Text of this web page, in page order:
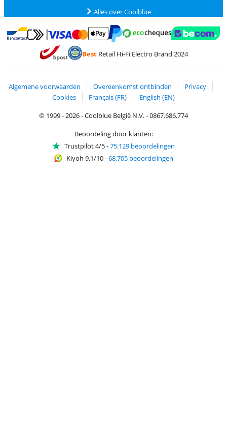
Alles over Coolblue
Betalen met Bancontact
Betalen met MasterCard en Visa via ClickToPay
Betalen met PayPal
BestRetail Hi-Fi Electro Brand 2024
Algemene voorwaarden Overeenkomst ontbinden
Privacy
Cookies
Français (FR)
English (EN)
© 1999 - 2026 - Coolblue België N.V. - 0867.686.774
Beoordeling door klanten:
Trustpilot 4/5-75.129 beoordelingen
Kiyoh 9.1/10-68.705 beoordelingen